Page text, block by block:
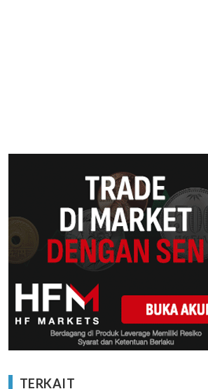
TERKAIT